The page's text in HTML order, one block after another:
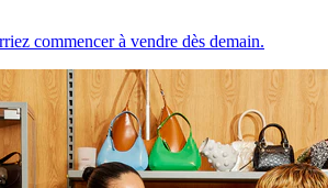
commencer à vendre dès demain.